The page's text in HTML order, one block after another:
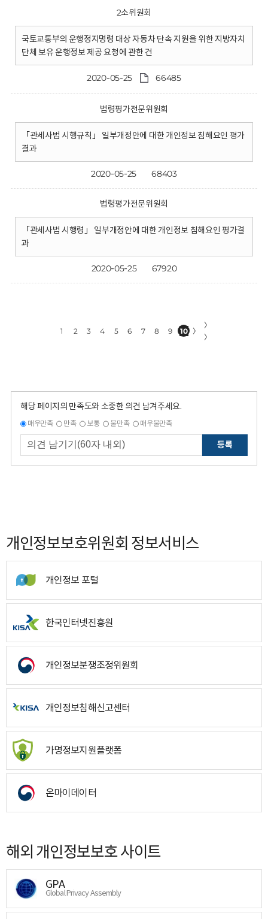
2소위원회
국토교통부의 운행정지명령 대상 자동차 단속 지원을 위한 지방자치
단체 보유 운행정보 제공 요청에 관한 건
2020-05-25 66485
법령평가전문위원회
「관세사법 시행규칙」 일부개정안에 대한 개인정보 침해요인 평가
결과
2020-05-25 68403
법령평가전문위원회
「관세사법 시행령」 일부개정안에 대한 개인정보 침해요인 평가결
과
2020-05-25 67920
1 2 3 4 5 6 7 8 9 10 〉
〉
〉
해당 페이지의 만족도와 소중한 의견 남겨주세요.
매우만족 만족 보통 불만족 매우불만족
등록
개인정보보호위원회 정보서비스
개인정보 포털
한국인터넷진흥원
개인정보분쟁조정위원회
개인정보침해신고센터
가명정보지원플랫폼
온마이데이터
해외 개인정보보호 사이트
GPA
Global Privacy Assembly